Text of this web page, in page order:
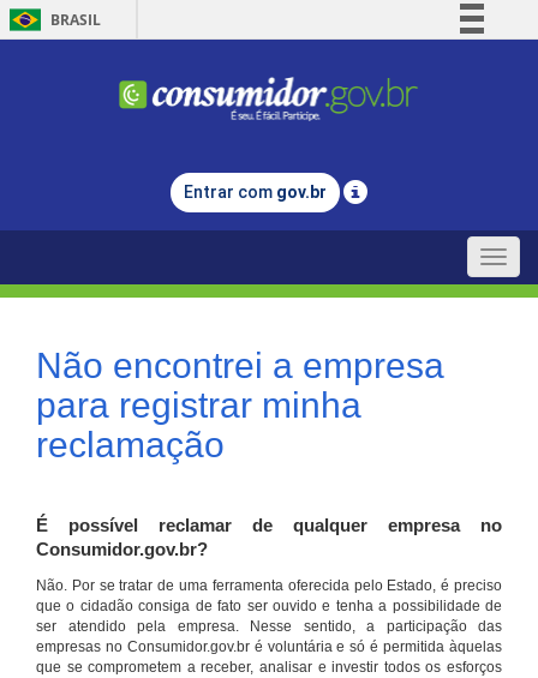
BRASIL
Comunica BR
Legislação
Entrar com gov.br
Toggle
Não encontrei a empresa
para registrar minha
reclamação
É possível reclamar de qualquer empresa no
Consumidor.gov.br?
Não. Por se tratar de uma ferramenta oferecida pelo Estado, é preciso
que o cidadão consiga de fato ser ouvido e tenha a possibilidade de
ser atendido pela empresa. Nesse sentido, a participação das
empresas no Consumidor.gov.br é voluntária e só é permitida àquelas
que se comprometem a receber, analisar e investir todos os esforços